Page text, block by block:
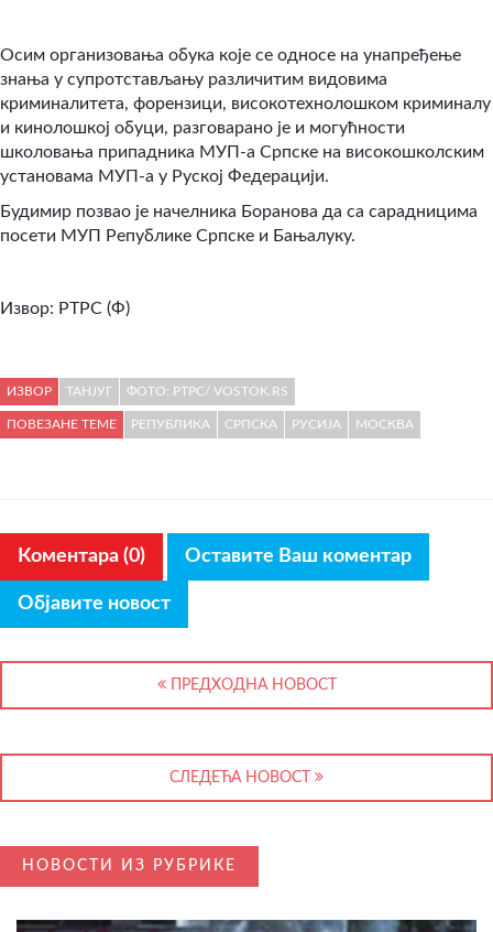
Осим организовања обука које се односе на унапређење
знања у супротстављању различитим видовима
криминалитета, форензици, високотехнолошком криминалу
и кинолошкој обуци, разговарано је и могућности
школовања припадника МУП-а Српске на високошколским
установама МУП-а у Руској Федерацији.
Будимир позвао је начелника Боранова да са сарадницима
посети МУП Републике Српске и Бањалуку.
Извор: РТРС (Ф)
ИЗВОР ТАНЈУГ ФОТО: РТРС/ VOSTOK.RS
ПОВЕЗАНЕ ТЕМЕ РЕПУБЛИКА СРПСКА РУСИЈА МОСКВА
Коментара (0) Оставите Ваш коментар
Објавите новост
ПРЕДХОДНА НОВОСТ
СЛЕДЕЋА НОВОСТ
НОВОСТИ ИЗ РУБРИКЕ